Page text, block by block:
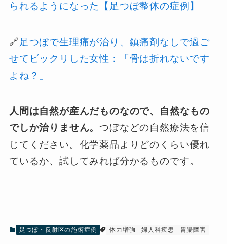
られるようになった【足つぼ整体の症例】
🔗足つぼで生理痛が治り、鎮痛剤なしで過ご
せてビックリした女性：「骨は折れないです
よね？」
人間は自然が産んだものなので、自然なもの
でしか治りません。 つぼなどの自然療法を信
じてください。化学薬品よりどのくらい優れ
ているか、試してみれば分かるものです。
足つぼ・反射区の施術症例 体力増強 婦人科疾患 胃腸障害